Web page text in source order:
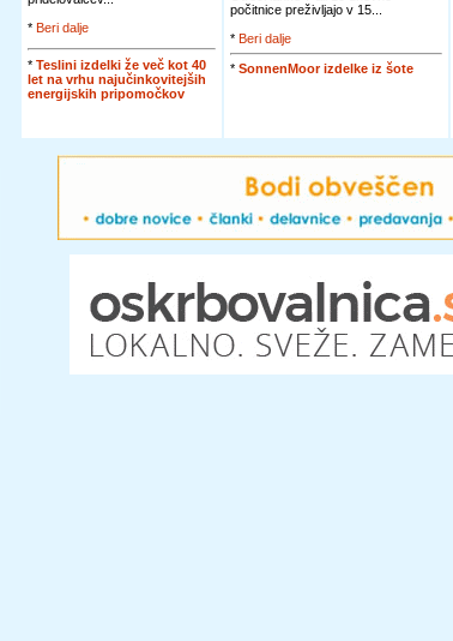
* Beri dalje
* Teslini izdelki že več kot 40
let na vrhu najučinkovitejših
energijskih pripomočkov
počitnice preživljajo v 15...
* Beri dalje
* SonnenMoor izdelke iz šote